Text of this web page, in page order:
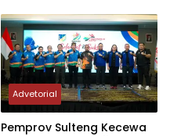
2027
Advetorial
Pemprov Sulteng Kecewa